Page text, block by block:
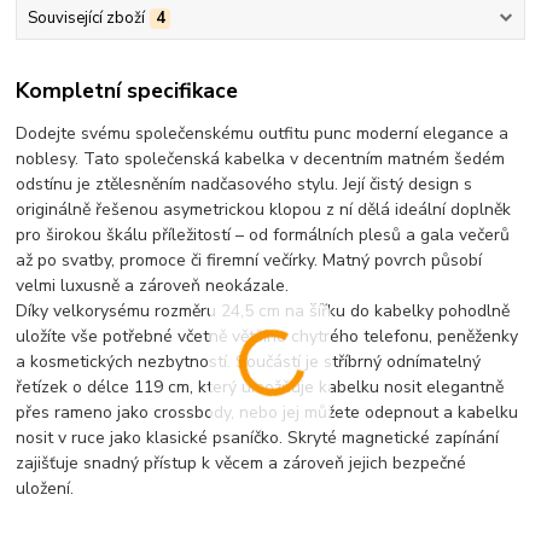
Související zboží 4
Kompletní specifikace
Dodejte svému společenskému outfitu punc moderní elegance a
noblesy. Tato společenská kabelka v decentním matném šedém
odstínu je ztělesněním nadčasového stylu. Její čistý design s
originálně řešenou asymetrickou klopou z ní dělá ideální doplněk
pro širokou škálu příležitostí – od formálních plesů a gala večerů
až po svatby, promoce či firemní večírky. Matný povrch působí
velmi luxusně a zároveň neokázale.
Díky velkorysému rozměru 24,5 cm na šířku do kabelky pohodlně
uložíte vše potřebné včetně většího chytrého telefonu, peněženky
a kosmetických nezbytností. Součástí je stříbrný odnímatelný
řetízek o délce 119 cm, který umožňuje kabelku nosit elegantně
přes rameno jako crossbody, nebo jej můžete odepnout a kabelku
nosit v ruce jako klasické psaníčko. Skryté magnetické zapínání
zajišťuje snadný přístup k věcem a zároveň jejich bezpečné
uložení.